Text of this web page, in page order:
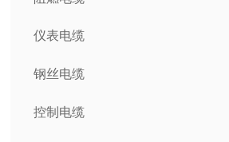
仪表电缆
钢丝电缆
控制电缆